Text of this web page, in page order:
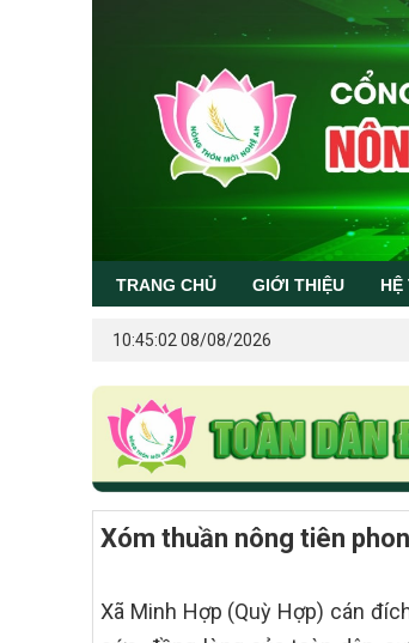
TRANG CHỦ GIỚI THIỆU HỆ
10:45:02 08/08/2026
Xóm thuần nông tiên
Xã Minh Hợp (Quỳ Hợp) cán